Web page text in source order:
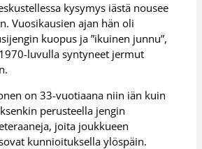
kysymys iästä nousee
Vuosikausien ajan hän oli
kuopus ja ”ikuinen junnu”,
luvulla syntyneet jermut
on 33-vuotiaana niin iän kuin
perusteella jengin
joita joukkueen
kunnioituksella ylöspäin.